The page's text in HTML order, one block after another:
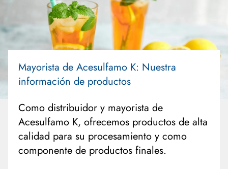
Mayorista de Acesulfamo K: Nuestra
información de productos
Como distribuidor y mayorista de
Acesulfamo K, ofrecemos productos de alta
calidad para su procesamiento y como
componente de productos finales.